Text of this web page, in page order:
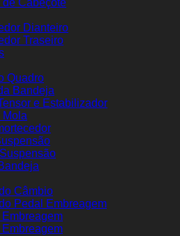
Dianteiro
Traseiro
Quadro
Bandeja
e Estabilizador
Mola
Câmbio
Pedal Embreagem